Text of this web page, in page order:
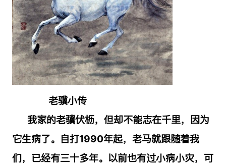
老骥小传
我家的老骥伏枥，但却不能志在千里，因为
它生病了。自打1990年起，老马就跟随着我
们，已经有三十多年。以前也有过小病小灾，可